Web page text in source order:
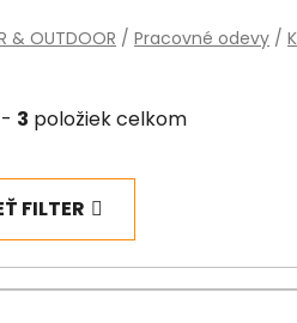
& OUTDOOR / Pracovné odevy /
- 3 položiek celkom
FILTER